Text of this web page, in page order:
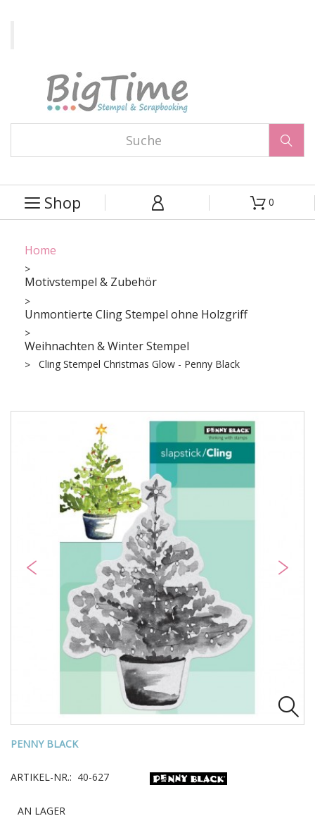

 Shop   0
Home
Motivstempel & Zubehör
Unmontierte Cling Stempel ohne Holzgriff
Weihnachten & Winter Stempel
Cling Stempel Christmas Glow - Penny Black

PENNY BLACK
ARTIKEL-NR.: 40-627
AN LAGER